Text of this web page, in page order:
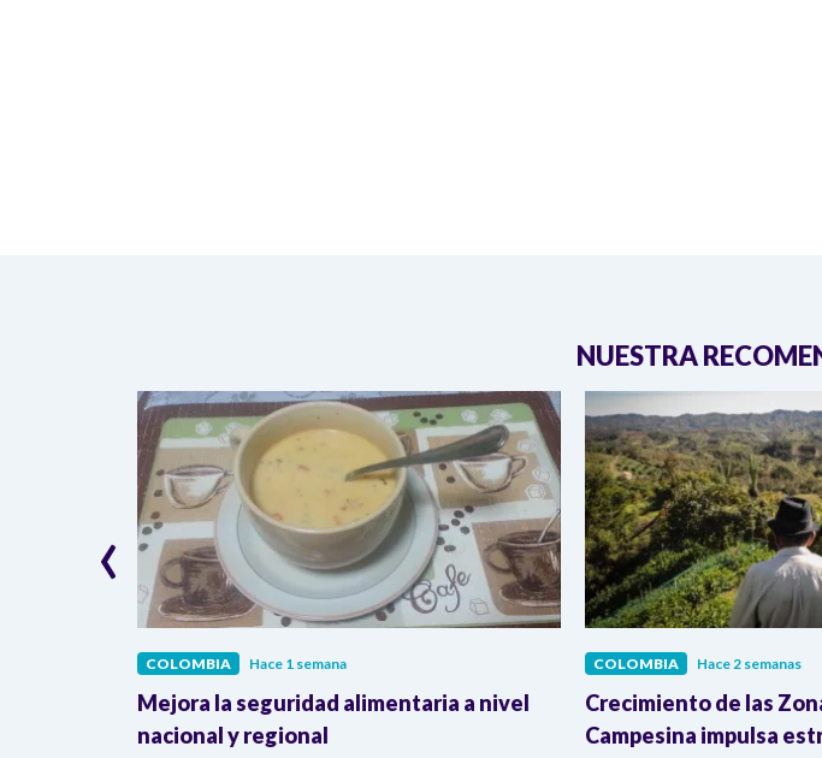
NUESTRA
COLOMBIA Hace 1 semana
Mejora la seguridad alimentaria a nivel
nacional y regional
COLOMBIA Hace 2 semanas
Crecimiento de las
Campesina impulsa
‹